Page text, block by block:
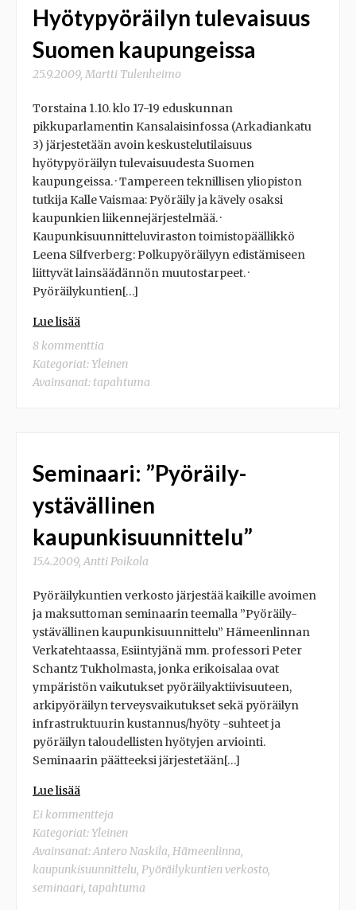
Hyötypyöräilyn tulevaisuus
Suomen kaupungeissa
25.9.2009, Martti Tulenheimo
Torstaina 1.10. klo 17-19 eduskunnan
pikkuparlamentin Kansalaisinfossa (Arkadiankatu
3) järjestetään avoin keskustelutilaisuus
hyötypyöräilyn tulevaisuudesta Suomen
kaupungeissa. · Tampereen teknillisen yliopiston
tutkija Kalle Vaismaa: Pyöräily ja kävely osaksi
kaupunkien liikennejärjestelmää. ·
Kaupunkisuunnitteluviraston toimistopäällikkö
Leena Silfverberg: Polkupyöräilyyn edistämiseen
liittyvät lainsäädännön muutostarpeet. ·
Pyöräilykuntien[…]
Lue lisää
8 kommenttia
Kategoriat: Yleinen
Avainsanat: tapahtuma
Seminaari: ”Pyöräily-
ystävällinen
kaupunkisuunnittelu”
15.4.2009,Antti Poikola
Pyöräilykuntien verkosto järjestää kaikille avoimen
ja maksuttoman seminaarin teemalla ”Pyöräily-
ystävällinen kaupunkisuunnittelu” Hämeenlinnan
Verkatehtaassa, Esiintyjänä mm. professori Peter
Schantz Tukholmasta, jonka erikoisalaa ovat
ympäristön vaikutukset pyöräilyaktiivisuuteen,
arkipyöräilyn terveysvaikutukset sekä pyöräilyn
infrastruktuurin kustannus/hyöty -suhteet ja
pyöräilyn taloudellisten hyötyjen arviointi.
Seminaarin päätteeksi järjestetään[…]
Lue lisää
Ei kommentteja
Kategoriat: Yleinen
Avainsanat:Antero Naskila, Hämeenlinna,
kaupunkisuunnittelu, Pyöräilykuntien verkosto,
seminaari, tapahtuma